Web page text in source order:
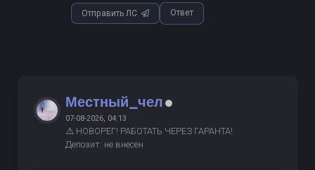
Отправить ЛС Ответ
Местный_чел
07-08-2026, 04:13
⚠️ НОВОРЕГ! РАБОТАТЬ ЧЕРЕЗ ГАРАНТА!
Депозит: не внесен